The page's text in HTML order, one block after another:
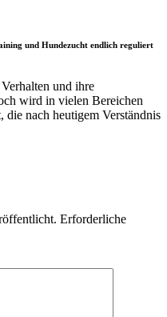
und Hundezucht endlich reguliert
und ihre
wird in vielen Bereichen
nach heutigem Verständnis
Erforderliche